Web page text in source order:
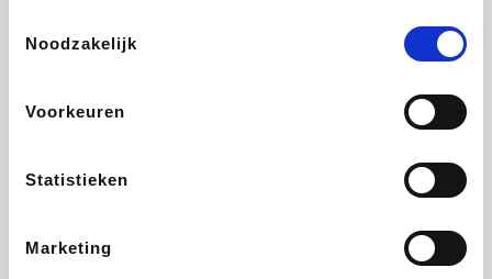
Noodzakelijk
Voorkeuren
Statistieken
Marketing
DectDirect
SupraBazar